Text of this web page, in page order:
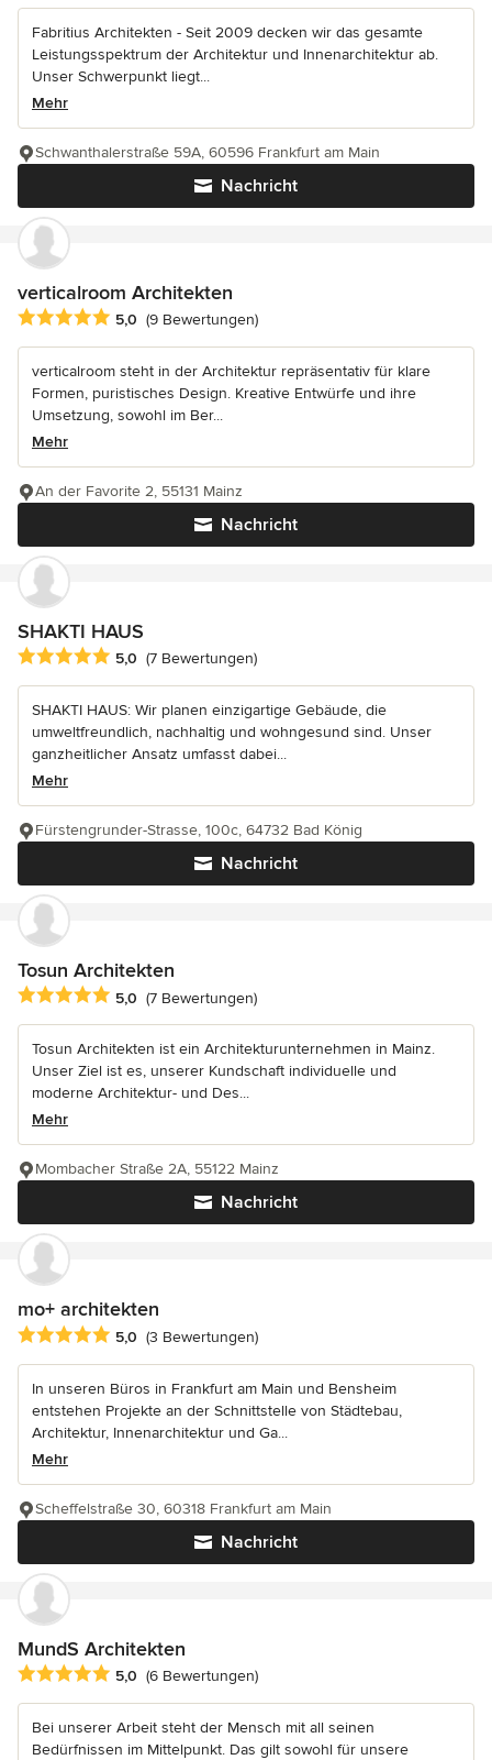
Fabritius Architekten - Seit 2009 decken wir das gesamte
Leistungsspektrum der Architektur und Innenarchitektur ab.
Unser Schwerpunkt liegt...
Mehr
Nachricht
Schwanthalerstraße 59A, 60596 Frankfurt am Main
verticalroom Architekten
Durchschnittliche Bewertung: 5 von 5 Sternen
5,0 (9 Bewertungen)
verticalroom steht in der Architektur repräsentativ für klare
Formen, puristisches Design. Kreative Entwürfe und ihre
Umsetzung, sowohl im Ber...
Mehr
Nachricht
An der Favorite 2, 55131 Mainz
SHAKTI HAUS
Durchschnittliche Bewertung: 5 von 5 Sternen
5,0 (7 Bewertungen)
SHAKTI HAUS: Wir planen einzigartige Gebäude, die
umweltfreundlich, nachhaltig und wohngesund sind. Unser
ganzheitlicher Ansatz umfasst dabei...
Mehr
Nachricht
Fürstengrunder-Strasse, 100c, 64732 Bad König
Tosun Architekten
Durchschnittliche Bewertung: 5 von 5 Sternen
5,0 (7 Bewertungen)
Tosun Architekten ist ein Architekturunternehmen in Mainz.
Unser Ziel ist es, unserer Kundschaft individuelle und
moderne Architektur- und Des...
Mehr
Nachricht
Mombacher Straße 2A, 55122 Mainz
mo+ architekten
Durchschnittliche Bewertung: 5 von 5 Sternen
5,0 (3 Bewertungen)
In unseren Büros in Frankfurt am Main und Bensheim
entstehen Projekte an der Schnittstelle von Städtebau,
Architektur, Innenarchitektur und Ga...
Mehr
Nachricht
Scheffelstraße 30, 60318 Frankfurt am Main
MundS Architekten
Durchschnittliche Bewertung: 5 von 5 Sternen
5,0 (6 Bewertungen)
Bei unserer Arbeit steht der Mensch mit all seinen
Bedürfnissen im Mittelpunkt. Das gilt sowohl für unsere